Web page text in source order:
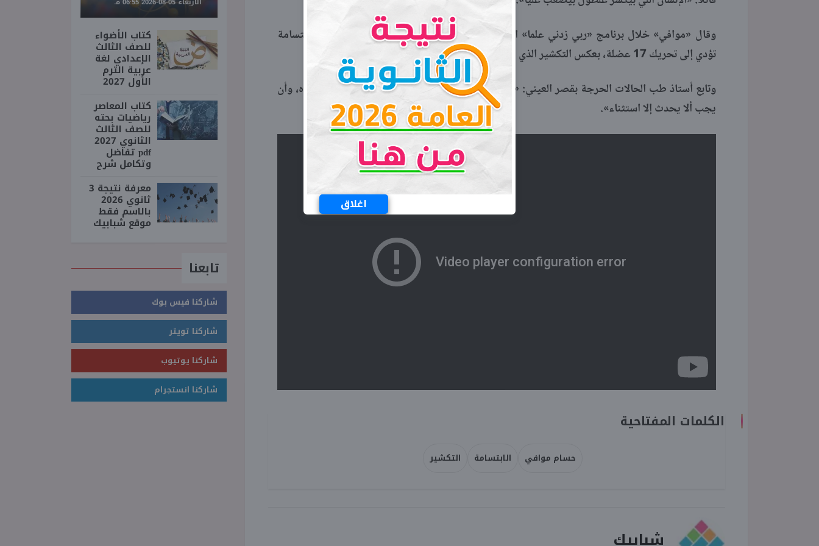
اغلاق
وقال «موافي» خلال برنامج «ربي زدني علما» المذاع على قناة «صدى البلد» اليوم الثلاثاء، أن الابتسامة
تؤدي إلى تحريك 17 عضلة، بعكس التكشير الذي يرهق الجسد بتشغيل 34 عضلة.
وتابع أستاذ طب الحالات الحرجة بقصر العيني: «ألا تعطينا آية عبس وتولى إيحاء بأن التكشير مكروه، وأن
يجب ألا يحدث إلا استثناء».
الكلمات المفتاحية
حسام موافي الابتسامة التكشير
شبابيك
كتاب الأضواء
للصف الثالث
الإعدادي لغة
عربية الترم
الأول 2027
كتاب المعاصر
رياضيات بحته
للصف الثالث
الثانوي 2027
pdf تفاضل
وتكامل شرح
معرفة نتيجة 3
ثانوي 2026
بالاسم فقط
موقع شبابيك
تابعنا
شاركنا فيس بوك
شاركنا تويتر
شاركنا يوتيوب
شاركنا انستجرام